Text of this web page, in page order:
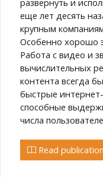
еще лет десять
крупным
Особенно хорошо
Работа с видео и
вычислительных
контента всегда
быстрые
способные
числа
Read publication